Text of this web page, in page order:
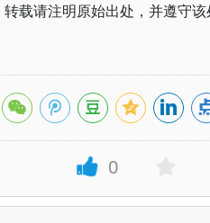
载请注明原始出处，并遵守该
0